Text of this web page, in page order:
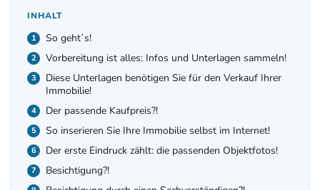
INHALT
So geht´s!
Vorbereitung ist alles: Infos und Unterlagen sammeln!
Diese Unterlagen benötigen Sie für den Verkauf Ihrer
Immobilie!
Der passende Kaufpreis?!
So inserieren Sie Ihre Immobilie selbst im Internet!
Der erste Eindruck zählt: die passenden Objektfotos!
Besichtigung?!